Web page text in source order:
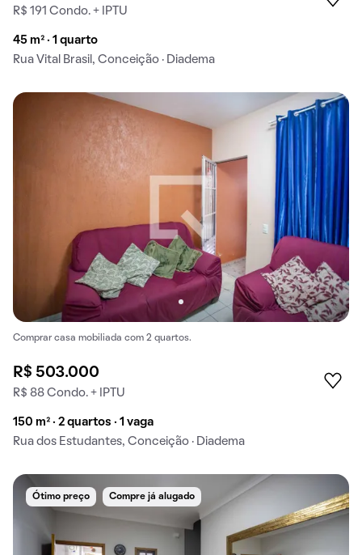
R$ 191 Condo. + IPTU
45 m² · 1 quarto
Rua Vital Brasil, Conceição · Diadema
Comprar casa mobiliada com 2 quartos.
R$ 503.000
R$ 88 Condo. + IPTU
150 m² · 2 quartos · 1 vaga
Rua dos Estudantes, Conceição · Diadema
Ótimo preço Compre já alugado